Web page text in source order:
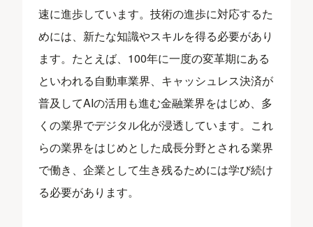
速に進歩しています。技術の進歩に対応するた
めには、新たな知識やスキルを得る必要があり
ます。たとえば、100年に一度の変革期にある
といわれる自動車業界、キャッシュレス決済が
普及してAIの活用も進む金融業界をはじめ、多
くの業界でデジタル化が浸透しています。これ
らの業界をはじめとした成長分野とされる業界
で働き、企業として生き残るためには学び続け
る必要があります。